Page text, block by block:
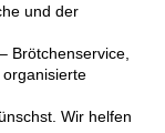
und der
Brötchenservice,
Wir helfen